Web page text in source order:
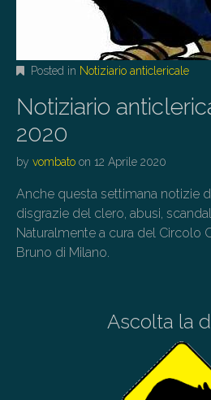
Posted in Notiziario anticlericale
Notiziario
2020
by vombato on 12 Aprile 2020
Anche questa settimana notizie
disgrazie del clero, abusi,
Naturalmente a cura del Circolo
Bruno di Milano.
Ascolta la